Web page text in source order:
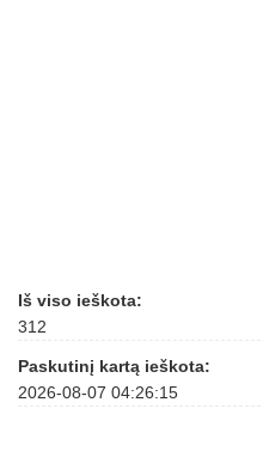
Iš viso ieškota:
312
Paskutinį kartą ieškota:
2026-08-07 04:26:15